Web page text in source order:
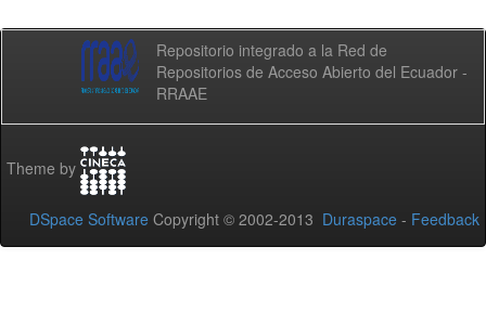
Repositorio integrado a la Red de
Repositorios de Acceso Abierto del Ecuador -
RRAAE
Theme by
DSpace Software Copyright © 2002-2013 Duraspace - Feedback